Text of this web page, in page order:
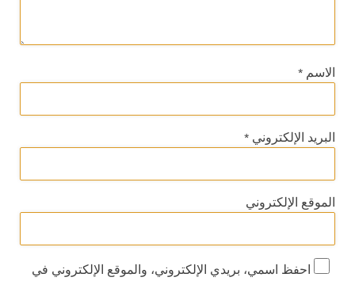
الاسم *
البريد الإلكتروني *
الموقع الإلكتروني
احفظ اسمي، بريدي الإلكتروني، والموقع الإلكتروني في